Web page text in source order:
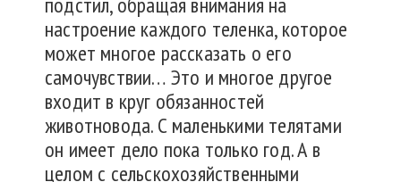
настроение каждого теленка, которое
может многое рассказать о его
самочувствии… Это и многое другое
входит в круг обязанностей
животновода. С маленькими телятами
он имеет дело пока только год. А в
целом с сельскохозяйственными